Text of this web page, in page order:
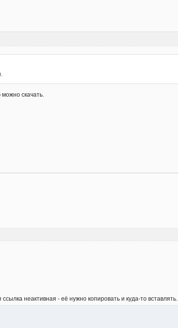
скачать.
неактивная - её нужно копировать и куда-то вставлять.